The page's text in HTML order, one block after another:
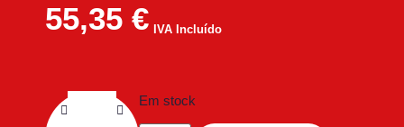
55,35 € IVA Incluído
Em stock